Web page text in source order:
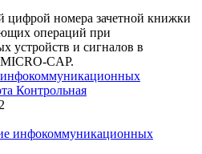
цифрой номера зачетной книжки
операций при
устройств и сигналов в
CAP.
Контрольная